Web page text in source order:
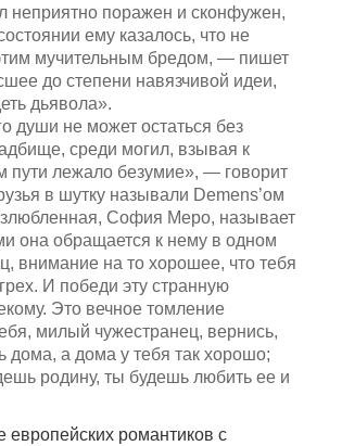
неприятно поражен и сконфужен,
ему казалось, что не
мучительным бредом, — пишет
до степени навязчивой идеи,
дьявола».
души не может остаться без
среди могил, взывая к
пути лежало безумие», — говорит
в шутку называли Demens’ом
София Меро, называет
она обращается к нему в одном
внимание на то хорошее, что тебя
И победи эту странную
Это вечное томление
милый чужестранец, вернись,
дома, а дома у тебя так хорошо;
родину, ты будешь любить ее и
европейских романтиков с